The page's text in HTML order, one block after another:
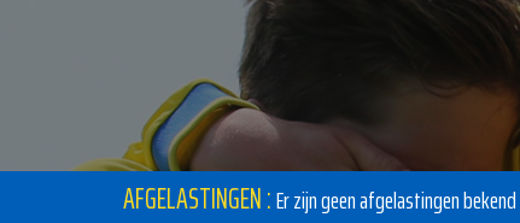
AFGELASTINGEN :Er zijn geen afgelastingen bekend